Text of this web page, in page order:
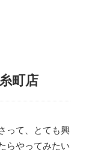
町店
って、とても興
らやってみたい